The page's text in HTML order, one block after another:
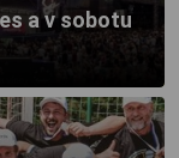
a v sobotu